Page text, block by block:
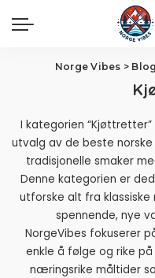
Norge Vibes > Blog
I kategorien
utvalg av de beste
tradisjonelle smaker
Denne kategorien er
utforske alt fra
spennende, nye
NorgeVibes fokuserer
enkle å følge og rike
næringsrike måltider